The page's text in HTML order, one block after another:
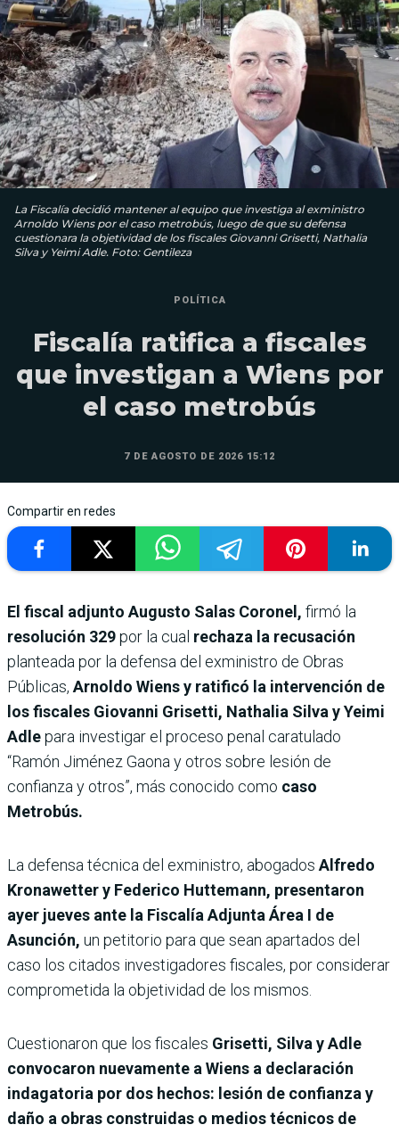
La Fiscalía decidió mantener al equipo que investiga al exministro
Arnoldo Wiens por el caso metrobús, luego de que su defensa
cuestionara la objetividad de los fiscales Giovanni Grisetti, Nathalia
Silva y Yeimi Adle. Foto: Gentileza
POLÍTICA
Fiscalía ratifica a fiscales
que investigan a Wiens por
el caso metrobús
7 DE AGOSTO DE 2026 15:12
Compartir en redes
El fiscal adjunto Augusto Salas Coronel, firmó la
resolución 329por la cual rechaza la recusación
planteada por la defensa del exministro de Obras
Públicas, Arnoldo Wiens y ratificó la intervención de
los fiscales Giovanni Grisetti, Nathalia Silva y Yeimi
Adlepara investigar el proceso penal caratulado
“Ramón Jiménez Gaona y otros sobre lesión de
confianza y otros”, más conocido como caso
Metrobús.
La defensa técnica del exministro, abogados Alfredo
Kronawetter y Federico Huttemann, presentaron
ayer jueves ante la Fiscalía Adjunta Área I de
Asunción, un petitorio para que sean apartados del
caso los citados investigadores fiscales, por considerar
comprometida la objetividad de los mismos.
Cuestionaron que los fiscales Grisetti, Silva y Adle
convocaron nuevamente a Wiens a declaración
indagatoria por dos hechos: lesión de confianza y
daño a obras construidas o medios técnicos de